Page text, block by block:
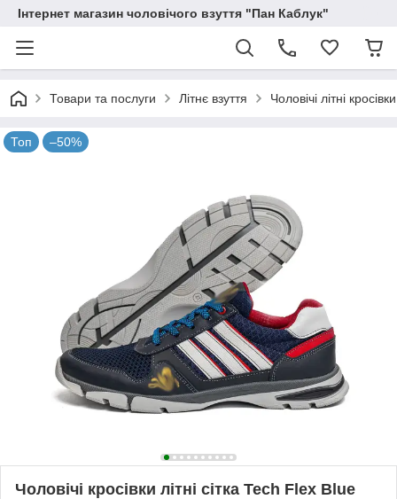
Інтернет магазин чоловічого взуття "Пан Каблук"
Товари та послуги Літнє взуття Чоловічі літні
Топ –50%
Чоловічі кросівки літні сітка Tech Flex Blue